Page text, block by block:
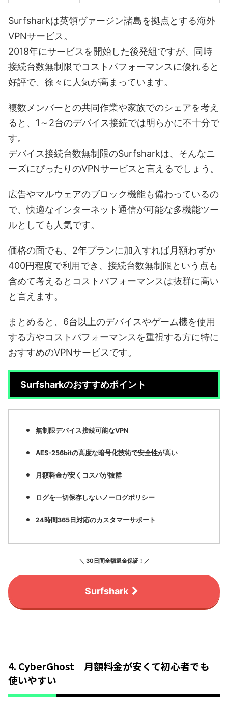
Surfsharkは英領ヴァージン諸島を拠点とする海外
VPNサービス。
2018年にサービスを開始した後発組ですが、同時
接続台数無制限でコストパフォーマンスに優れると
好評で、徐々に人気が高まっています。
複数メンバーとの共同作業や家族でのシェアを考え
ると、1～2台のデバイス接続では明らかに不十分で
す。
デバイス接続台数無制限のSurfsharkは、そんなニ
ーズにぴったりのVPNサービスと言えるでしょう。
広告やマルウェアのブロック機能も備わっているの
で、快適なインターネット通信が可能な多機能ツー
ルとしても人気です。
価格の面でも、2年プランに加入すれば月額わずか
400円程度で利用でき、接続台数無制限という点も
含めて考えるとコストパフォーマンスは抜群に高い
と言えます。
まとめると、6台以上のデバイスやゲーム機を使用
する方やコストパフォーマンスを重視する方に特に
おすすめのVPNサービスです。
Surfsharkのおすすめポイント
無制限デバイス接続可能なVPN
AES-256bitの高度な暗号化技術で安全性が高い
月額料金が安くコスパが抜群
ログを一切保存しないノーログポリシー
24時間365日対応のカスタマーサポート
＼ 30日間全額返金保証！／
Surfshark
4. CyberGhost｜月額料金が安くて初心者でも
使いやすい